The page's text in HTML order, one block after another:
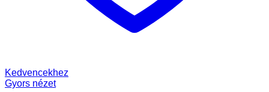
Kedvencekhez
Gyors nézet